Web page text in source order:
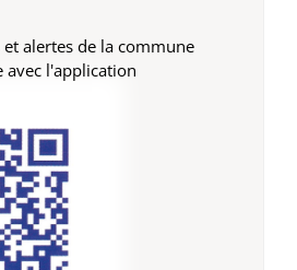
alertes de la commune
avec l'application